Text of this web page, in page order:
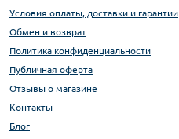
Условия оплаты, доставки и гарантии
Обмен и возврат
Политика конфиденциальности
Публичная оферта
Отзывы о магазине
Контакты
Блог